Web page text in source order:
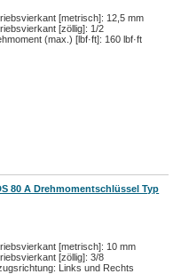
[metrisch]: 12,5 mm
[zöllig]: 1/2
(max.) [lbf·ft]: 160 lbf·ft
80 A Drehmomentschlüssel Typ
[metrisch]: 10 mm
[zöllig]: 3/8
Links und Rechts